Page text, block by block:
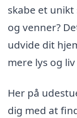
skabe et
og venner?
udvide dit
mere lys og
Her på
dig med at